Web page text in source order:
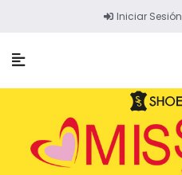
Iniciar Sesión